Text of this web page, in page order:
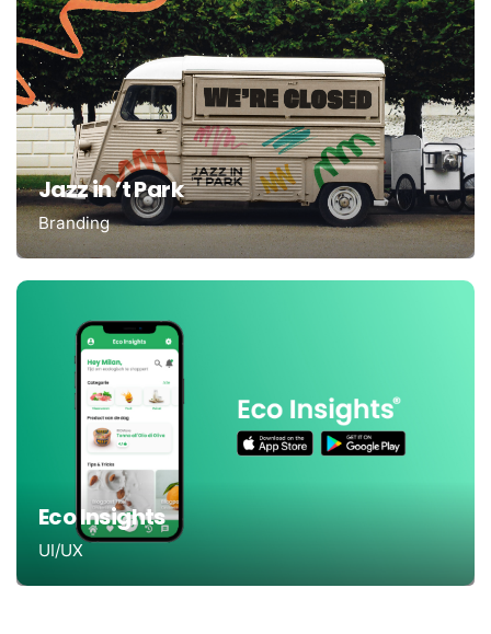
Jazz in ’t Park
Branding
Eco Insights
UI/UX